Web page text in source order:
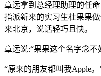
章远拿到总经理助理的任
指派新来的实习生杜果果
来北京，说话轻巧且快。
章远说:“果果这个名字念不
“原来的朋友都叫我Apple